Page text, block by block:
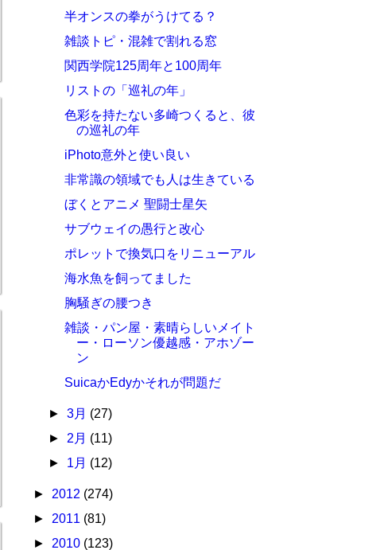
半オンスの拳がうけてる？
雑談トピ・混雑で割れる窓
関西学院125周年と100周年
リストの「巡礼の年」
色彩を持たない多崎つくると、彼
の巡礼の年
iPhoto意外と使い良い
非常識の領域でも人は生きている
ぼくとアニメ 聖闘士星矢
サブウェイの愚行と改心
ポレットで換気口をリニューアル
海水魚を飼ってました
胸騒ぎの腰つき
雑談・パン屋・素晴らしいメイト
ー・ローソン優越感・アホゾー
ン
SuicaかEdyかそれが問題だ
►3月 (27)
► 2月 (11)
► 1月 (12)
► 2012 (274)
► 2011 (81)
► 2010 (123)